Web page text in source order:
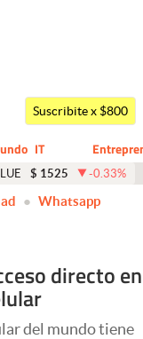
Suscribite x $800
IT
Business
$ 1525 -0.33%
Whatsapp
directo en
del mundo tiene